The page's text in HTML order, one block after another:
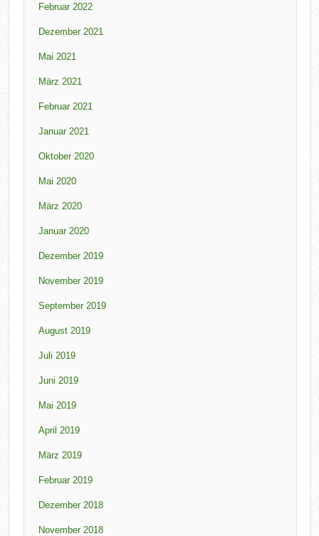
Februar 2022
Dezember 2021
Mai 2021
März 2021
Februar 2021
Januar 2021
Oktober 2020
Mai 2020
März 2020
Januar 2020
Dezember 2019
November 2019
September 2019
August 2019
Juli 2019
Juni 2019
Mai 2019
April 2019
März 2019
Februar 2019
Dezember 2018
November 2018